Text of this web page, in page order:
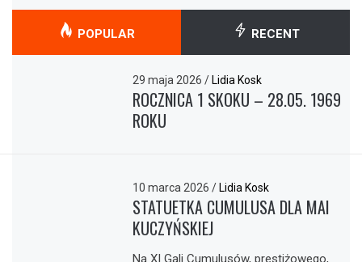
POPULAR RECENT
29 maja 2026/ Lidia Kosk
ROCZNICA 1 SKOKU – 28.05. 1969
ROKU
10 marca 2026/ Lidia Kosk
STATUETKA CUMULUSA DLA MAI
KUCZYŃSKIEJ
Na XI Gali Cumulusów, prestiżowego,